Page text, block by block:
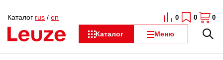
Каталог Меню
Каталог rus / en 0 0 0